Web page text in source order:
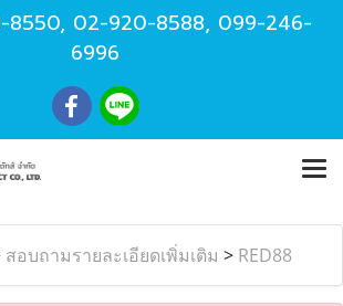
8550, 02-920-8588, 099-246-
6996
สอบถามรายละเอียดเพิ่มเติม > RED88